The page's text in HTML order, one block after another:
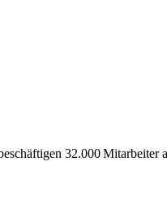
32.000 Mitarbeiter